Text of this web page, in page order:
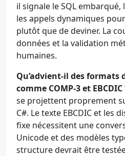
il signale le SQL embarqué,
les appels dynamiques
plutôt que de deviner. La
données et la validation
humaines.
Qu’advient-il des formats
comme COMP-3 et EBCDIC
se projettent proprement
C#. Le texte EBCDIC et les
fixe nécessitent une
Unicode et des modèles
structure devrait être